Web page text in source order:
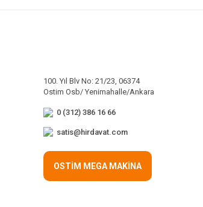
100. Yıl Blv No: 21/23, 06374
Ostim Osb/ Yenimahalle/Ankara
0 (312) 386 16 66
satis@hirdavat.com
OSTİM MEGA MAKİNA